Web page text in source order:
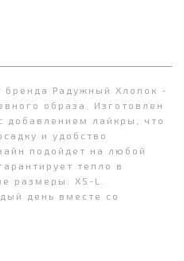
бренда Радужный Хлопок -
образа. Изготовлен
добавлением лайкры, что
и удобство
подойдет на любой
тепло в
размеры: XS-L.
день вместе со